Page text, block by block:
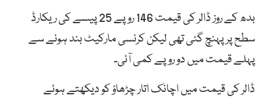
بدھ کے روز ڈالر کی قیمت 146 روپے 25 پیسے کی ریکارڈ
سطح پر پہنچ گئی تھی لیکن کرنسی مارکیٹ بند ہونے سے
پہلے قیمت میں دو روپے کمی آئی۔
ڈالر کی قیمت میں اچانک اتار چڑھاؤ کو دیکھتے ہوئے